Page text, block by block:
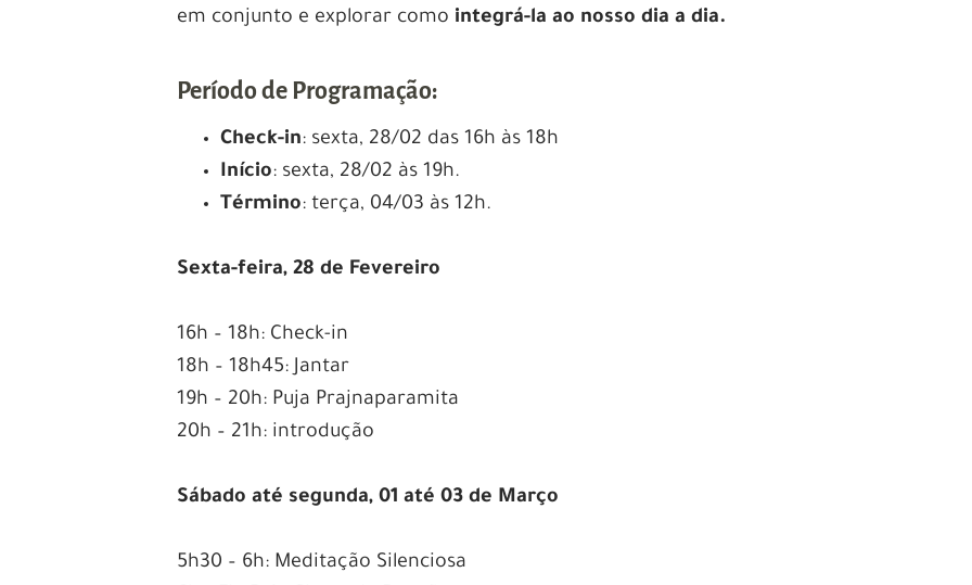
em conjunto e explorar como integrá-la ao nosso dia a dia.
Período de Programação:
Check-in: sexta, 28/02 das 16h às 18h
Início: sexta, 28/02 às 19h.
Término: terça, 04/03 às 12h.
Sexta-feira, 28 de Fevereiro
16h – 18h: Check-in
18h – 18h45: Jantar
19h – 20h: Puja Prajnaparamita
20h – 21h: introdução
Sábado até segunda, 01 até 03 de Março
5h30 – 6h: Meditação Silenciosa